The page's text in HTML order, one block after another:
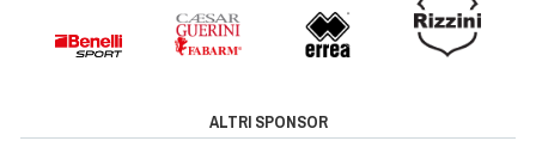
ALTRI SPONSOR